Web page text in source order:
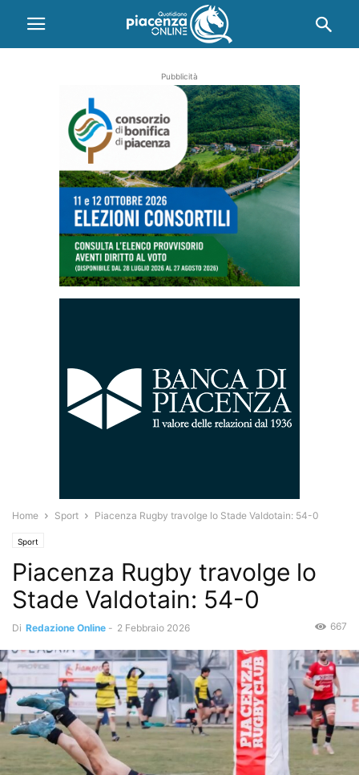
Pubblicità
Home Sport Piacenza Rugby travolge lo Stade Valdotain: 54-0
Sport
Piacenza Rugby travolge lo
Stade Valdotain: 54-0
Di Redazione Online - 2 Febbraio 2026 667